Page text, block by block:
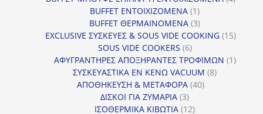
BUFFET ΕΝΤΟΙΧΙΖΟΜΕΝΑ 11
προϊόν
BUFFET ΘΕΡΜΑΙΝΟΜΕΝΑ 33
προϊόντα
EXCLUSIVE ΣΥΣΚΕΥΕΣ & SOUS VIDE COOKING 1515
SOUS VIDE COOKERS 66
προϊόντα
ΑΦΥΓΡΑΝΤΗΡΕΣ ΑΠΟΞΗΡΑΝΤΕΣ ΤΡΟΦΙΜΩΝ 11
ΣΥΣΚΕΥΑΣΤΙΚΑ ΕΝ ΚΕΝΩ VACUUM 88
ΑΠΟΘΗΚΕΥΣΗ & ΜΕΤΑΦΟΡΑ 4040
ΔΙΣΚΟΙ ΓΙΑ ΖΥΜΑΡΙΑ 33
προϊόντα
ΙΣΟΘΕΡΜΙΚΑ ΚΙΒΩΤΙΑ 1212